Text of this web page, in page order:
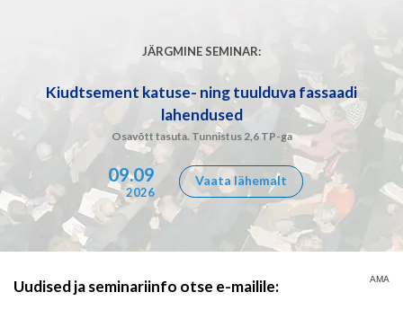
JÄRGMINE SEMINAR:
Kiudtsement katuse- ning tuulduva fassaadi
lahendused
Osavõtt tasuta. Tunnistus 2,6 TP-ga
09.09
2026
Vaata lähemalt
Uudised ja seminariinfo otse e-mailile: AMA